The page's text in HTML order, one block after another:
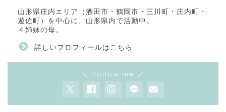
山形県庄内エリア（酒田市・鶴岡市・三川町・庄内町・
遊佐町）を中心に、山形県内で活動中。
４姉妹の母。
詳しいプロフィールはこちら
＼ Follow me ／